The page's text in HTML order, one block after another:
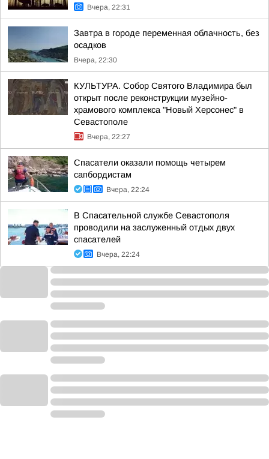
Вчера, 22:31
Завтра в городе переменная облачность, без
осадков
Вчера, 22:30
КУЛЬТУРА. Собор Святого Владимира был
открыт после реконструкции музейно-
храмового комплекса "Новый Херсонес" в
Севастополе
Вчера, 22:27
Спасатели оказали помощь четырем
сапбордистам
Вчера, 22:24
В Спасательной службе Севастополя
проводили на заслуженный отдых двух
спасателей
Вчера, 22:24